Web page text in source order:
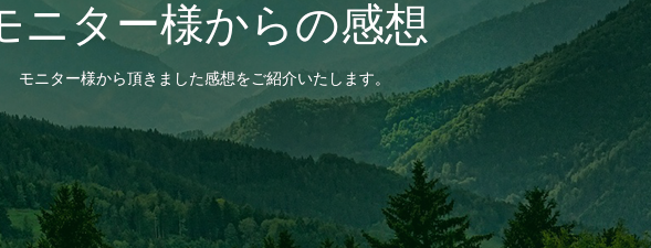
ニター様からの感想
モニター様から頂きました感想をご紹介いたします。